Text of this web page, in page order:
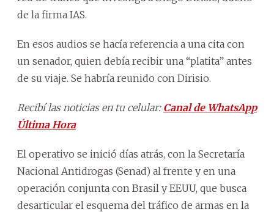
de la firma IAS.
En esos audios se hacía referencia a una cita con
un senador, quien debía recibir una “platita” antes
de su viaje. Se habría reunido con Dirisio.
Recibí las noticias en tu celular: Canal de WhatsApp
Última Hora
El operativo se inició días atrás, con la Secretaría
Nacional Antidrogas (Senad) al frente y en una
operación conjunta con Brasil y EEUU, que busca
desarticular el esquema del tráfico de armas en la